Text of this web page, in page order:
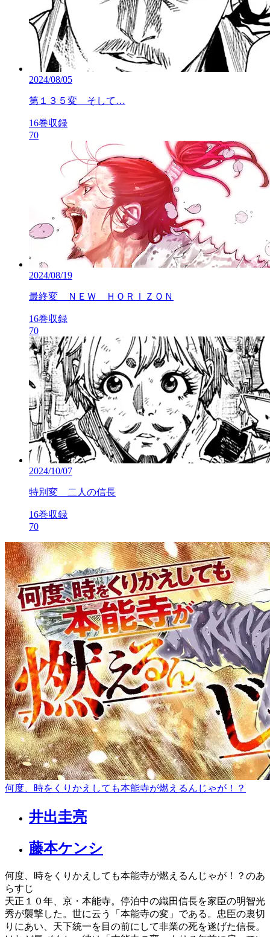
2024/08/05
第１３５変 そして…
16巻収録
70
2024/08/19
最終変 ＮＥＷ ＨＯＲＩＺＯＮ
16巻収録
70
2024/10/07
特別変 二人の信長
16巻収録
70
何度、時をくりかえしても本能寺が燃えるんじゃが！？
井出圭亮
藤本ケンシ
何度、時をくりかえしても本能寺が燃えるんじゃが！？のあ
らすじ
天正１０年、京・本能寺。停泊中の織田信長を家臣の明智光
秀が襲撃した。世に云う「本能寺の変」である。忠臣の裏切
りにあい、天下統一を目の前にして非業の死を遂げた信長。